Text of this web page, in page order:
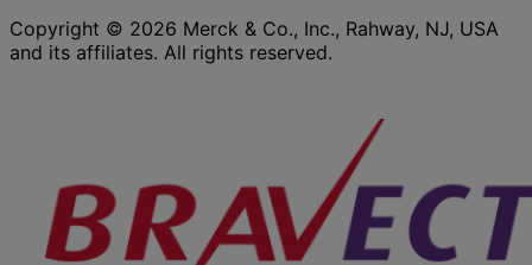
Copyright © 2026 Merck & Co., Inc., Rahway, NJ, USA
and its affiliates. All rights reserved.